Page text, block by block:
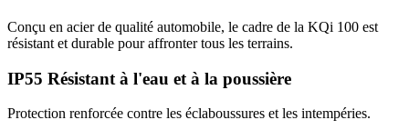
Conçu en acier de qualité automobile, le cadre de la KQi 100 est
résistant et durable pour affronter tous les terrains.
IP55 Résistant à l'eau et à la poussière
Protection renforcée contre les éclaboussures et les intempéries.